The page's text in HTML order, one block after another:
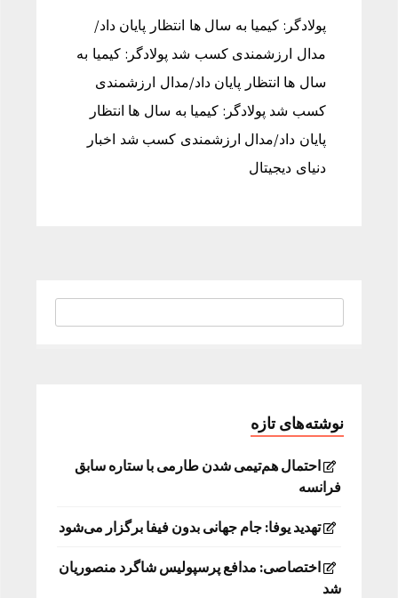
پولادگر: کیمیا به سال ها انتظار پایان داد/
مدال ارزشمندی کسب شد پولادگر: کیمیا به
سال ها انتظار پایان داد/مدال ارزشمندی
کسب شد پولادگر: کیمیا به سال ها انتظار
پایان داد/مدال ارزشمندی کسب شد اخبار
دنیای دیجیتال
نوشته‌های تازه
احتمال هم‌تیمی شدن طارمی با ستاره سابق
فرانسه
تهدید یوفا: جام جهانی بدون فیفا برگزار می‌شود
اختصاصی: مدافع پرسپولیس شاگرد منصوریان
شد